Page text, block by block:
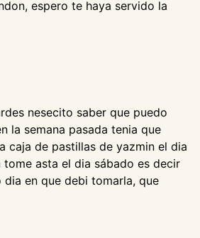
espero te haya servido la
nesecito saber que puedo
la semana pasada tenia que
caja de pastillas de yazmin el dia
asta el dia sábado es decir
dia en que debi tomarla, que